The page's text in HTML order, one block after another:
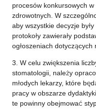
procesów konkursowych
zdrowotnych. W
aby wszystkie decyzje
protokoły zawierały
ogłoszeniach
3. W celu zwiększenia
stomatologii, należy
młodych lekarzy, które
pracy w obszarze
te powinny obejmować